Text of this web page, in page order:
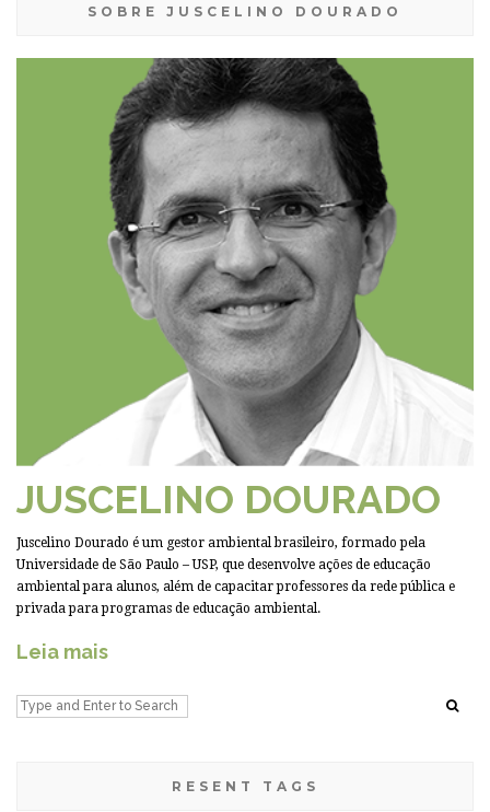
SOBRE JUSCELINO DOURADO
JUSCELINO DOURADO
Juscelino Dourado é um gestor ambiental brasileiro, formado pela
Universidade de São Paulo – USP, que desenvolve ações de educação
ambiental para alunos, além de capacitar professores da rede pública e
privada para programas de educação ambiental.
Leia mais
RESENT TAGS